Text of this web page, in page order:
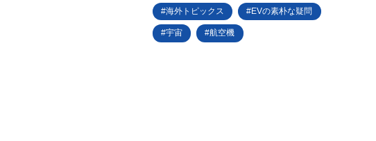
海外トピックス EVの素朴な疑問
宇宙 航空機